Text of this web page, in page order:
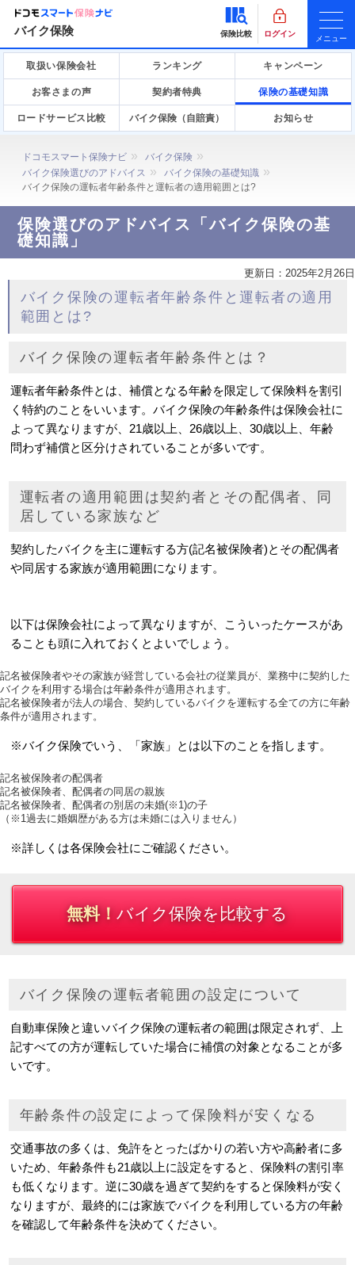
バイク保険 保険比較 ログイン
メニュー
取扱い保険会社 ランキング キャンペーン
お客さまの声 契約者特典 保険の基礎知識
ロードサービス比較 バイク保険（自賠責） お知らせ
ドコモスマート保険ナビ
バイク保険
バイク保険選びのアドバイス
バイク保険の基礎知識
バイク保険の運転者年齢条件と運転者の適用範囲とは?
保険選びのアドバイス「バイク保険の基
礎知識」
更新日： 2025年2月26日
バイク保険の運転者年齢条件と運転者の適用
範囲とは?
バイク保険の運転者年齢条件とは？
運転者年齢条件とは、補償となる年齢を限定して保険料を割引
く特約のことをいいます。バイク保険の年齢条件は保険会社に
よって異なりますが、21歳以上、26歳以上、30歳以上、年齢
問わず補償と区分けされていることが多いです。
運転者の適用範囲は契約者とその配偶者、同
居している家族など
契約したバイクを主に運転する方(記名被保険者)とその配偶者
や同居する家族が適用範囲になります。
以下は保険会社によって異なりますが、こういったケースがあ
ることも頭に入れておくとよいでしょう。
記名被保険者やその家族が経営している会社の従業員が、業務中に契約した
バイクを利用する場合は年齢条件が適用されます。
記名被保険者が法人の場合、契約しているバイクを運転する全ての方に年齢
条件が適用されます。
※バイク保険でいう、「家族」とは以下のことを指します。
記名被保険者の配偶者
記名被保険者、配偶者の同居の親族
記名被保険者、配偶者の別居の未婚(※1)の子
（※1過去に婚姻歴がある方は未婚には入りません）
※詳しくは各保険会社にご確認ください。
無料！バイク保険を比較する
バイク保険の運転者範囲の設定について
自動車保険と違いバイク保険の運転者の範囲は限定されず、上
記すべての方が運転していた場合に補償の対象となることが多
いです。
年齢条件の設定によって保険料が安くなる
交通事故の多くは、免許をとったばかりの若い方や高齢者に多
いため、年齢条件も21歳以上に設定をすると、保険料の割引率
も低くなります。逆に30歳を過ぎて契約をすると保険料が安く
なりますが、最終的には家族でバイクを利用している方の年齢
を確認して年齢条件を決めてください。